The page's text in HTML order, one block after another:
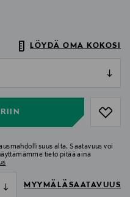
LÖYDÄ OMA KOKOSI
alta. Saatavuus voi
tieto pitää aina
MYYMÄLÄSAATAVUUS